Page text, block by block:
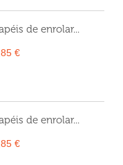
de enrolar...
€
de enrolar...
€